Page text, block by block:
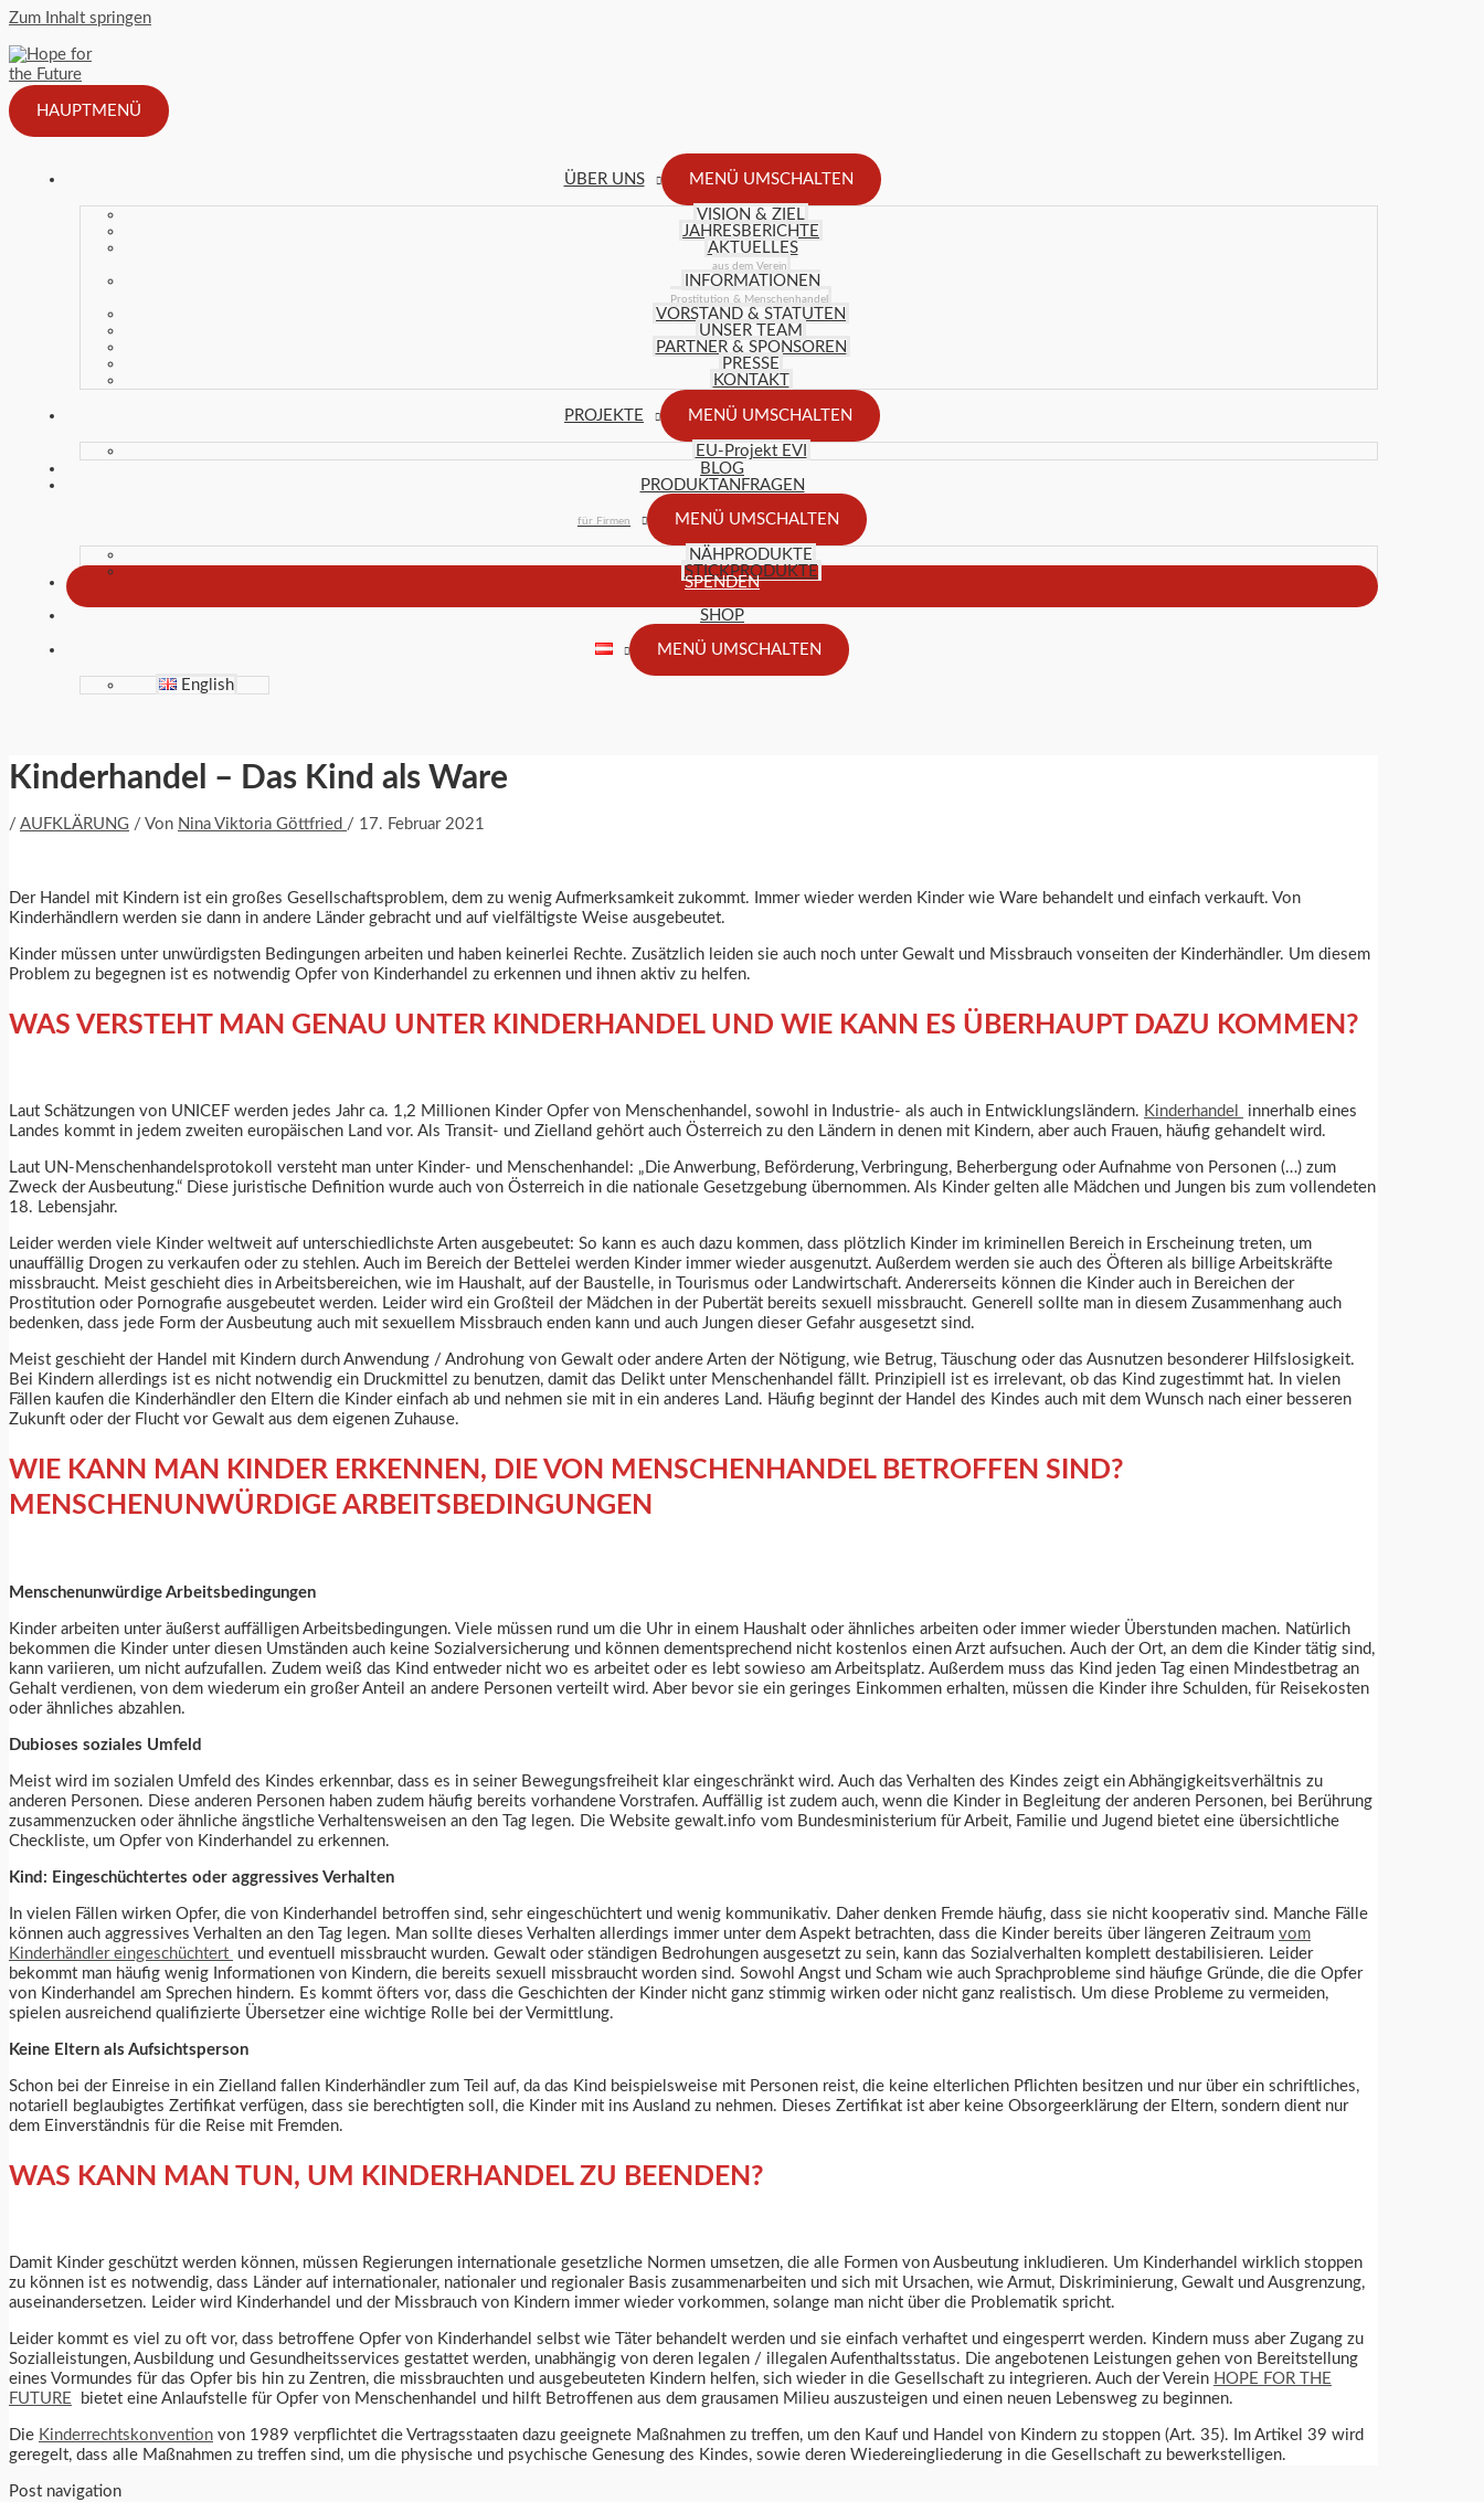
Zum Inhalt springen
HAUPTMENÜ
ÜBER UNS MENÜ UMSCHALTEN
VISION & ZIEL
JAHRESBERICHTE
AKTUELLES
aus dem Verein
INFORMATIONEN
Prostitution & Menschenhandel
VORSTAND & STATUTEN
UNSER TEAM
PARTNER & SPONSOREN
PRESSE
KONTAKT
PROJEKTE MENÜ UMSCHALTEN
EU-Projekt EVI
BLOG
PRODUKTANFRAGEN
für Firmen MENÜ UMSCHALTEN
NÄHPRODUKTE
STICKPRODUKTE
SPENDEN
SHOP
MENÜ UMSCHALTEN
English
Kinderhandel – Das Kind als Ware
/ AUFKLÄRUNG / Von Nina Viktoria Göttfried / 17. Februar 2021
Der Handel mit Kindern ist ein großes Gesellschaftsproblem, dem zu wenig Aufmerksamkeit zukommt. Immer wieder werden Kinder wie Ware behandelt und einfach verkauft. Von
Kinderhändlern werden sie dann in andere Länder gebracht und auf vielfältigste Weise ausgebeutet.
Kinder müssen unter unwürdigsten Bedingungen arbeiten und haben keinerlei Rechte. Zusätzlich leiden sie auch noch unter Gewalt und Missbrauch vonseiten der Kinderhändler. Um diesem
Problem zu begegnen ist es notwendig Opfer von Kinderhandel zu erkennen und ihnen aktiv zu helfen.
WAS VERSTEHT MAN GENAU UNTER KINDERHANDEL UND WIE KANN ES ÜBERHAUPT DAZU KOMMEN?
Laut Schätzungen von UNICEF werden jedes Jahr ca. 1,2 Millionen Kinder Opfer von Menschenhandel, sowohl in Industrie- als auch in Entwicklungsländern. Kinderhandel
innerhalb eines
Landes kommt in jedem zweiten europäischen Land vor. Als Transit- und Zielland gehört auch Österreich zu den Ländern in denen mit Kindern, aber auch Frauen, häufig gehandelt wird.
Laut UN-Menschenhandelsprotokoll versteht man unter Kinder- und Menschenhandel: „Die Anwerbung, Beförderung, Verbringung, Beherbergung oder Aufnahme von Personen (…) zum
Zweck der Ausbeutung.“ Diese juristische Definition wurde auch von Österreich in die nationale Gesetzgebung übernommen. Als Kinder gelten alle Mädchen und Jungen bis zum vollendeten
18. Lebensjahr.
Leider werden viele Kinder weltweit auf unterschiedlichste Arten ausgebeutet: So kann es auch dazu kommen, dass plötzlich Kinder im kriminellen Bereich in Erscheinung treten, um
unauffällig Drogen zu verkaufen oder zu stehlen. Auch im Bereich der Bettelei werden Kinder immer wieder ausgenutzt. Außerdem werden sie auch des Öfteren als billige Arbeitskräfte
missbraucht. Meist geschieht dies in Arbeitsbereichen, wie im Haushalt, auf der Baustelle, in Tourismus oder Landwirtschaft. Andererseits können die Kinder auch in Bereichen der
Prostitution oder Pornografie ausgebeutet werden. Leider wird ein Großteil der Mädchen in der Pubertät bereits sexuell missbraucht. Generell sollte man in diesem Zusammenhang auch
bedenken, dass jede Form der Ausbeutung auch mit sexuellem Missbrauch enden kann und auch Jungen dieser Gefahr ausgesetzt sind.
Meist geschieht der Handel mit Kindern durch Anwendung / Androhung von Gewalt oder andere Arten der Nötigung, wie Betrug, Täuschung oder das Ausnutzen besonderer Hilfslosigkeit.
Bei Kindern allerdings ist es nicht notwendig ein Druckmittel zu benutzen, damit das Delikt unter Menschenhandel fällt. Prinzipiell ist es irrelevant, ob das Kind zugestimmt hat. In vielen
Fällen kaufen die Kinderhändler den Eltern die Kinder einfach ab und nehmen sie mit in ein anderes Land. Häufig beginnt der Handel des Kindes auch mit dem Wunsch nach einer besseren
Zukunft oder der Flucht vor Gewalt aus dem eigenen Zuhause.
WIE KANN MAN KINDER ERKENNEN, DIE VON MENSCHENHANDEL BETROFFEN SIND?
MENSCHENUNWÜRDIGE ARBEITSBEDINGUNGEN
Menschenunwürdige Arbeitsbedingungen
Kinder arbeiten unter äußerst auffälligen Arbeitsbedingungen. Viele müssen rund um die Uhr in einem Haushalt oder ähnliches arbeiten oder immer wieder Überstunden machen. Natürlich
bekommen die Kinder unter diesen Umständen auch keine Sozialversicherung und können dementsprechend nicht kostenlos einen Arzt aufsuchen. Auch der Ort, an dem die Kinder tätig sind,
kann variieren, um nicht aufzufallen. Zudem weiß das Kind entweder nicht wo es arbeitet oder es lebt sowieso am Arbeitsplatz. Außerdem muss das Kind jeden Tag einen Mindestbetrag an
Gehalt verdienen, von dem wiederum ein großer Anteil an andere Personen verteilt wird. Aber bevor sie ein geringes Einkommen erhalten, müssen die Kinder ihre Schulden, für Reisekosten
oder ähnliches abzahlen.
Dubioses soziales Umfeld
Meist wird im sozialen Umfeld des Kindes erkennbar, dass es in seiner Bewegungsfreiheit klar eingeschränkt wird. Auch das Verhalten des Kindes zeigt ein Abhängigkeitsverhältnis zu
anderen Personen. Diese anderen Personen haben zudem häufig bereits vorhandene Vorstrafen. Auffällig ist zudem auch, wenn die Kinder in Begleitung der anderen Personen, bei Berührung
zusammenzucken oder ähnliche ängstliche Verhaltensweisen an den Tag legen. Die Website gewalt.info vom Bundesministerium für Arbeit, Familie und Jugend bietet eine übersichtliche
Checkliste, um Opfer von Kinderhandel zu erkennen.
Kind: Eingeschüchtertes oder aggressives Verhalten
In vielen Fällen wirken Opfer, die von Kinderhandel betroffen sind, sehr eingeschüchtert und wenig kommunikativ. Daher denken Fremde häufig, dass sie nicht kooperativ sind. Manche Fälle
können auch aggressives Verhalten an den Tag legen. Man sollte dieses Verhalten allerdings immer unter dem Aspekt betrachten, dass die Kinder bereits über längeren Zeitraum vom
Kinderhändler eingeschüchtert und eventuell missbraucht wurden. Gewalt oder ständigen Bedrohungen ausgesetzt zu sein, kann das Sozialverhalten komplett destabilisieren. Leider
bekommt man häufig wenig Informationen von Kindern, die bereits sexuell missbraucht worden sind. Sowohl Angst und Scham wie auch Sprachprobleme sind häufige Gründe, die die Opfer
von Kinderhandel am Sprechen hindern. Es kommt öfters vor, dass die Geschichten der Kinder nicht ganz stimmig wirken oder nicht ganz realistisch. Um diese Probleme zu vermeiden,
spielen ausreichend qualifizierte Übersetzer eine wichtige Rolle bei der Vermittlung.
Keine Eltern als Aufsichtsperson
Schon bei der Einreise in ein Zielland fallen Kinderhändler zum Teil auf, da das Kind beispielsweise mit Personen reist, die keine elterlichen Pflichten besitzen und nur über ein schriftliches,
notariell beglaubigtes Zertifikat verfügen, dass sie berechtigten soll, die Kinder mit ins Ausland zu nehmen. Dieses Zertifikat ist aber keine Obsorgeerklärung der Eltern, sondern dient nur
dem Einverständnis für die Reise mit Fremden.
WAS KANN MAN TUN, UM KINDERHANDEL ZU BEENDEN?
Damit Kinder geschützt werden können, müssen Regierungen internationale gesetzliche Normen umsetzen, die alle Formen von Ausbeutung inkludieren. Um Kinderhandel wirklich stoppen
zu können ist es notwendig, dass Länder auf internationaler, nationaler und regionaler Basis zusammenarbeiten und sich mit Ursachen, wie Armut, Diskriminierung, Gewalt und Ausgrenzung,
auseinandersetzen. Leider wird Kinderhandel und der Missbrauch von Kindern immer wieder vorkommen, solange man nicht über die Problematik spricht.
Leider kommt es viel zu oft vor, dass betroffene Opfer von Kinderhandel selbst wie Täter behandelt werden und sie einfach verhaftet und eingesperrt werden. Kindern muss aber Zugang zu
Sozialleistungen, Ausbildung und Gesundheitsservices gestattet werden, unabhängig von deren legalen / illegalen Aufenthaltsstatus. Die angebotenen Leistungen gehen von Bereitstellung
eines Vormundes für das Opfer bis hin zu Zentren, die missbrauchten und ausgebeuteten Kindern helfen, sich wieder in die Gesellschaft zu integrieren. Auch der Verein HOPE FOR THE
FUTURE bietet eine Anlaufstelle für Opfer von Menschenhandel und hilft Betroffenen aus dem grausamen Milieu auszusteigen und einen neuen Lebensweg zu beginnen.
Die Kinderrechtskonvention von 1989 verpflichtet die Vertragsstaaten dazu geeignete Maßnahmen zu treffen, um den Kauf und Handel von Kindern zu stoppen (Art. 35). Im Artikel 39 wird
geregelt, dass alle Maßnahmen zu treffen sind, um die physische und psychische Genesung des Kindes, sowie deren Wiedereingliederung in die Gesellschaft zu bewerkstelligen.
Post navigation